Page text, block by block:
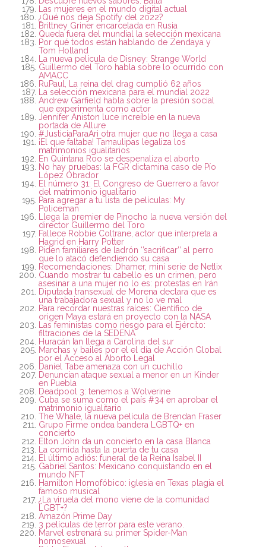
Las mujeres en el mundo digital actual
¿Qué nos deja Spotify del 2022?
Brittney Griner encarcelada en Rusia
Queda fuera del mundial la selección mexicana
Por qué todos están hablando de Zendaya y
Tom Holland
La nueva película de Disney: Strange World
Guillermo del Toro habla sobre lo ocurrido con
AMACC
RuPaul, La reina del drag cumplió 62 años
La selección mexicana para el mundial 2022
Andrew Garfield habla sobre la presión social
que experimenta como actor
Jennifer Aniston luce increíble en la nueva
portada de Allure
#JusticiaParaAri otra mujer que no llega a casa
¡El que faltaba! Tamaulipas legaliza los
matrimonios igualitarios
En Quintana Roo se despenaliza el aborto
No hay pruebas: la FGR dictamina caso de Pío
López Obrador
El número 31: El Congreso de Guerrero a favor
del matrimonio igualitario
Para agregar a tu lista de películas: My
Policeman
Llega la premier de Pinocho la nueva versión del
director Guillermo del Toro
Fallece Robbie Coltrane, actor que interpreta a
Hagrid en Harry Potter
Piden familiares de ladrón ‘’sacrificar’’ al perro
que lo atacó defendiendo su casa
Recomendaciones: Dhamer, mini serie de Netlix
Cuando mostrar tu cabello es un crimen, pero
asesinar a una mujer no lo es: protestas en Irán
Diputada transexual de Morena declara que es
una trabajadora sexual y no lo ve mal
Para recordar nuestras raíces: Científico de
origen Maya estará en proyecto con la NASA
Las feministas como riesgo para el Ejército:
filtraciones de la SEDENA
Huracán Ian llega a Carolina del sur
Marchas y bailes por el el día de Acción Global
por el Acceso al Aborto Legal
Daniel Tabe amenaza con un cuchillo
Denuncian ataque sexual a menor en un Kínder
en Puebla
Deadpool 3: tenemos a Wolverine
Cuba se suma como el país #34 en aprobar el
matrimonio igualitario
The Whale, la nueva película de Brendan Fraser
Grupo Firme ondea bandera LGBTQ+ en
concierto
Elton John da un concierto en la casa Blanca
La comida hasta la puerta de tu casa
El último adiós: funeral de la Reina Isabel II
Gabriel Santos: Mexicano conquistando en el
mundo NFT
Hamilton Homofóbico: iglesia en Texas plagia el
famoso musical
¿La viruela del mono viene de la comunidad
LGBT+?
Amazón Prime Day
3 películas de terror para este verano.
Marvel estrenará su primer Spider-Man
homosexual